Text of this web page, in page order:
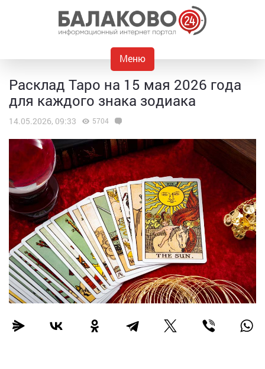
Меню
Расклад Таро на 15 мая 2026 года
для каждого знака зодиака
14.05.2026, 09:33 5704